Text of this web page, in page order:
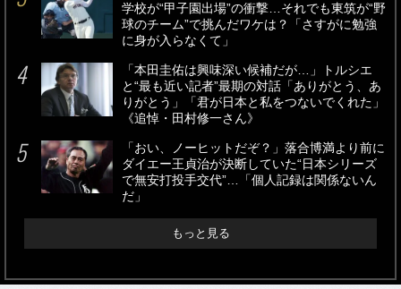
学校が“甲子園出場”の衝撃…それでも東筑が“野
球のチーム”で挑んだワケは？「さすがに勉強
に身が入らなくて」
「本田圭佑は興味深い候補だが…」トルシエ
と“最も近い記者”最期の対話「ありがとう、あ
りがとう」「君が日本と私をつないでくれた」
《追悼・田村修一さん》
「おい、ノーヒットだぞ？」落合博満より前に
ダイエー王貞治が決断していた“日本シリーズ
で無安打投手交代”…「個人記録は関係ないん
だ」
もっと見る